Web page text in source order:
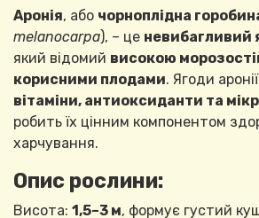
Аронія, або чорноплідна
melanocarpa), – це невибагливий
який відомий високою
корисними плодами. Ягоди
вітаміни, антиоксиданти та
робить їх цінним компонентом
харчування.
Опис рослини:
Висота: 1,5–3 м, формує густий